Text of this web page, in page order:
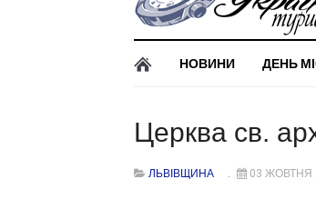
НОВИНИ ДЕНЬ
Церква св.
ЛЬВІВЩИНА 03 ЖОВТНЯ